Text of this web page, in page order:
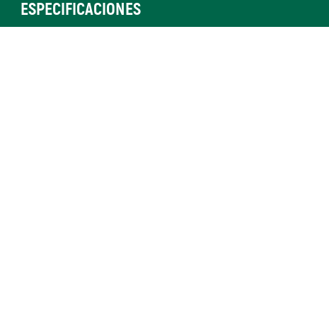
ESPECIFICACIONES